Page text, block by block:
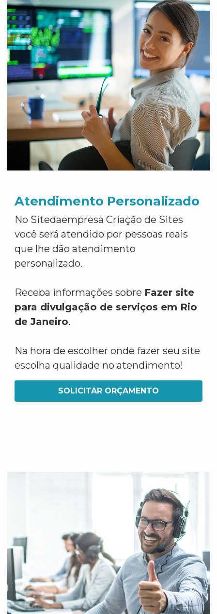
Atendimento Personalizado
No Sitedaempresa Criação de Sites
você será atendido por pessoas reais
que lhe dão atendimento
personalizado.
Receba informações sobre Fazer site
para divulgação de serviços em Rio
de Janeiro.
Na hora de escolher onde fazer seu site
escolha qualidade no atendimento!
SOLICITAR ORÇAMENTO